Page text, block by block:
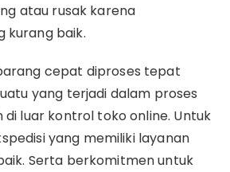
atau rusak karena
kurang baik.
cepat diproses tepat
yang terjadi dalam proses
di luar kontrol toko online. Untuk
yang memiliki layanan
Serta berkomitmen untuk